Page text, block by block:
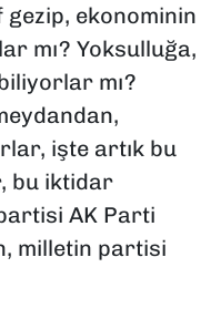
ekonominin
mı? Yoksulluğa,
mı?
işte artık bu
bu iktidar
AK Parti
milletin partisi